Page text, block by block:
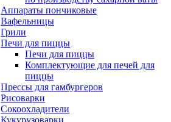
Аппараты пончиковые
Вафельницы
Грили
Печи для пиццы
Печи для пиццы
Комплектующие для печей для
пиццы
Прессы для гамбургеров
Рисоварки
Сокоохладители
Кукурузоварки